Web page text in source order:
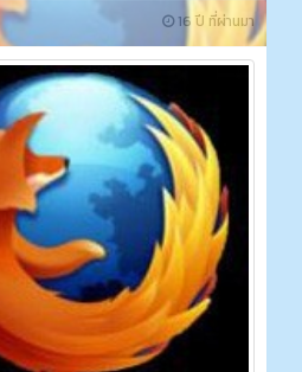
16 ปี ที่ผ่านมา